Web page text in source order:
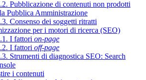
Pubblicazione di contenuti non prodotti
Pubblica Amministrazione
Consenso dei soggetti ritratti
per i motori di ricerca (SEO)
I fattori on-page
I fattori off-page
Strumenti di diagnostica SEO: Search
i contenuti